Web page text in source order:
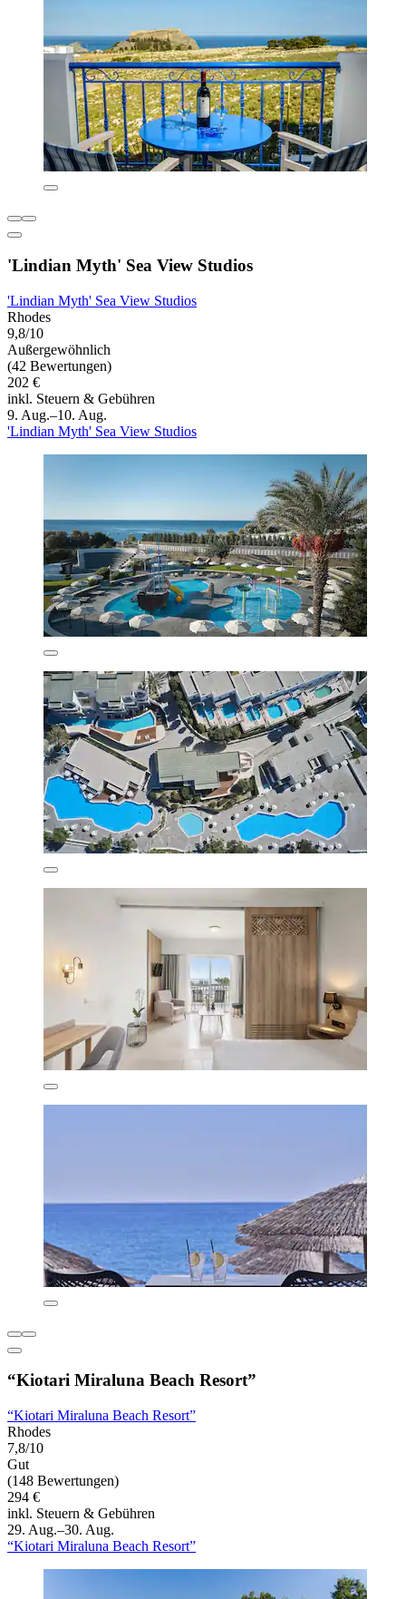
'Lindian Myth' Sea View Studios
'Lindian Myth' Sea View Studios
Rhodes
9,8/10
Außergewöhnlich
(42 Bewertungen)
202 €
inkl. Steuern & Gebühren
9. Aug.–10. Aug.
'Lindian Myth' Sea View Studios
“Kiotari Miraluna Beach Resort”
“Kiotari Miraluna Beach Resort”
Rhodes
7,8/10
Gut
(148 Bewertungen)
294 €
inkl. Steuern & Gebühren
29. Aug.–30. Aug.
“Kiotari Miraluna Beach Resort”